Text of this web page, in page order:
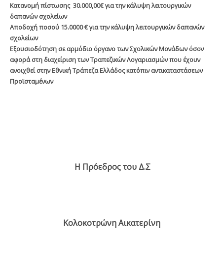
Κατανομή πίστωσης 30.000,00€ για την κάλυψη λειτουργικών
δαπανών σχολείων
Aποδοχή ποσού 15.0000 € για την κάλυψη λειτουργικών δαπανών
σχολείων
Εξουσιοδότηση σε αρμόδιο όργανο των Σχολικών Μονάδων όσον
αφορά στη διαχείριση των Τραπεζικών Λογαριασμών που έχουν
ανοιχθεί στην Εθνική Τράπεζα Ελλάδος κατόπιν αντικαταστάσεων
Προϊσταμένων
H Πρόεδρος του Δ.Σ
Κολοκοτρώνη Αικατερίνη